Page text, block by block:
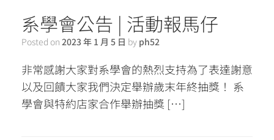
系學會公告 | 活動報馬仔
Posted on 2023 年 1 月 5 日 by ph52
非常感謝大家對系學會的熱烈支持為了表達謝意
以及回饋大家我們決定舉辦歲末年終抽獎！ 系
學會與特約店家合作舉辦抽獎 […]